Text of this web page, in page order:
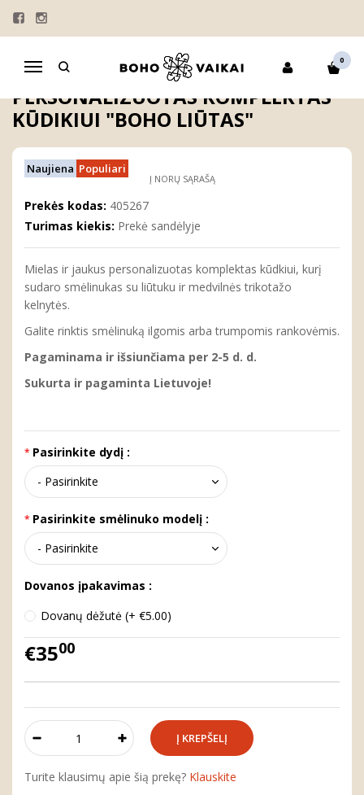
Navigacija
0
Pagrindinis
PERSONALIZUOTI DOVANŲ MAIŠELIAI
KOMPLEKTAI
Personalizuotas komplektas kūdikiui "Boho liūtas"
PERSONALIZUOTAS KOMPLEKTAS
KŪDIKIUI "BOHO LIŪTAS"
Naujiena Populiari
Į NORŲ SĄRAŠĄ
Prekės kodas: 405267
Turimas kiekis: Prekė sandėlyje
Mielas ir jaukus personalizuotas komplektas kūdkiui, kurį
sudaro smėlinukas su liūtuku ir medvilnės trikotažo
kelnytės.
Galite rinktis smėlinuką ilgomis arba trumpomis rankovėmis.
Pagaminama ir išsiunčiama per 2-5 d. d.
Sukurta ir pagaminta Lietuvoje!
Pasirinkite dydį :
Pasirinkite smėlinuko modelį :
Dovanos įpakavimas :
Dovanų dėžutė (+ €5.00)
€3500
Turite klausimų apie šią prekę? Klauskite